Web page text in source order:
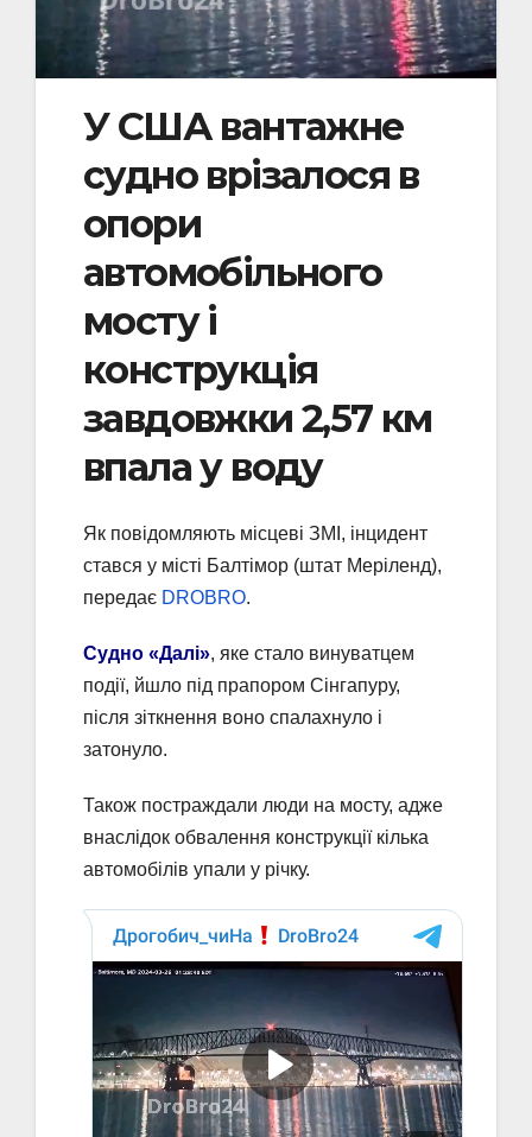
У США вантажне
судно врізалося в
опори
автомобільного
мосту і
конструкція
завдовжки 2,57 км
впала у воду
Як повідомляють місцеві ЗМІ, інцидент
стався у місті Балтімор (штат Меріленд),
передає DROBRO.
Судно «Далі», яке стало винуватцем
події, йшло під прапором Сінгапуру,
після зіткнення воно спалахнуло і
затонуло.
Також постраждали люди на мосту, адже
внаслідок обвалення конструкції кілька
автомобілів упали у річку.